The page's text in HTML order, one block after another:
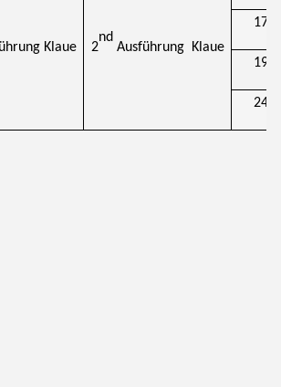
Klaue 2
nd
Ausführung Klaue